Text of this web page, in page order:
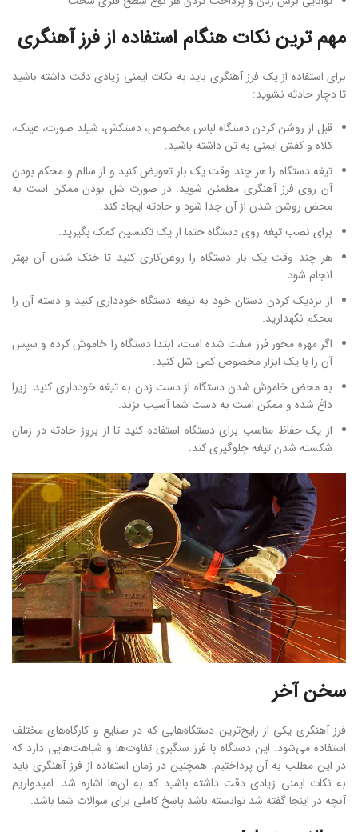
مهم ترین نکات هنگام استفاده از فرز آهنگری
برای استفاده از یک فرز آهنگری باید به نکات ایمنی زیادی دقت داشته باشید
تا دچار حادثه نشوید:
قبل از روشن کردن دستگاه لباس مخصوص، دستکش، شیلد صورت، عینک،
کلاه و کفش ایمنی به تن داشته باشید.
تیغه دستگاه را هر چند وقت یک بار تعویض کنید و از سالم و محکم بودن
آن روی فرز آهنگری مطمئن شوید. در صورت شل بودن ممکن است به
محض روشن شدن از آن جدا شود و حادثه ایجاد کند.
برای نصب تیغه روی دستگاه حتما از یک تکنسین کمک بگیرید.
هر چند وقت یک بار دستگاه را روغن‌کاری کنید تا خنک شدن آن بهتر
انجام شود.
از نزدیک کردن دستان خود به تیغه دستگاه خودداری کنید و دسته آن را
محکم نگهدارید.
اگر مهره محور فرز سفت شده است، ابتدا دستگاه را خاموش کرده و سپس
آن را با یک ابزار مخصوص کمی شل کنید.
به محض خاموش شدن دستگاه از دست زدن به تیغه خودداری کنید. زیرا
داغ شده و ممکن است به دست شما آسیب بزند.
از یک حفاظ مناسب برای دستگاه استفاده کنید تا از بروز حادثه در زمان
شکسته شدن تیغه جلوگیری کند.
سخن آخر
فرز آهنگری یکی از رایج‌ترین دستگاه‌هایی که در صنایع و کارگاه‌های مختلف
استفاده می‌شود. این دستگاه با فرز سنگبری تفاوت‌ها و شباهت‌هایی دارد که
در این مطلب به آن پرداختیم. همچنین در زمان استفاده از فرز آهنگری باید
به نکات ایمنی زیادی دقت داشته باشید که به آن‌ها اشاره شد. امیدواریم
آنچه در اینجا گفته شد توانسته باشد پاسخ کاملی برای سوالات شما باشد.